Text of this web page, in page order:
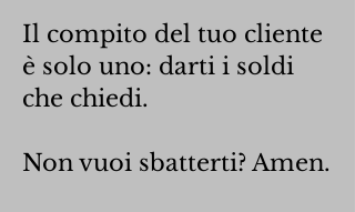
Il compito del tuo cliente
è solo uno: darti i soldi
che chiedi.
Non vuoi sbatterti? Amen.